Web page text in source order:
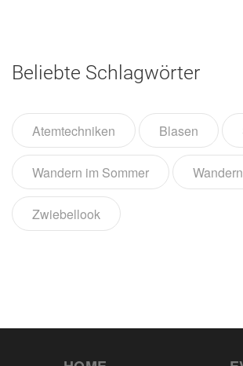
Beliebte Schlagwörter
Atemtechniken Blasen
Wandern im Sommer
Zwiebellook